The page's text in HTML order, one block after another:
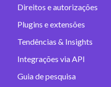
Direitos e autorizações
Plugins e extensões
Tendências & Insights
Integrações via API
Guia de pesquisa